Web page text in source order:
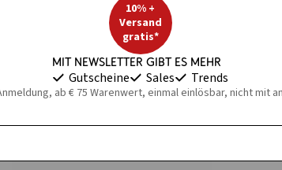
10% +
Versand
gratis*
Mit Newsletter gibt es mehr
Gutscheine Sales Trends
ab € 75 Warenwert, einmal einlösbar, nicht mit